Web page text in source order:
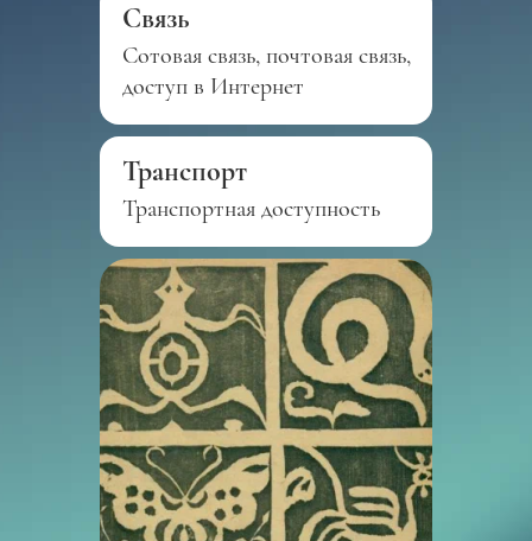
Связь
Сотовая связь, почтовая связь,
доступ в Интернет
Транспорт
Транспортная доступность